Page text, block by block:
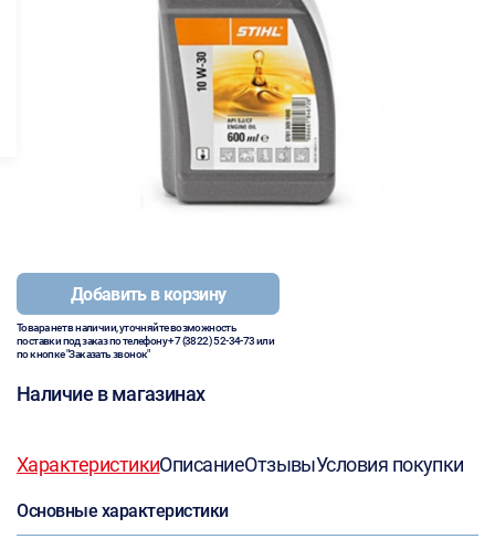
Добавить в корзину
Товара нет в наличии, уточняйте возможность
поставки под заказ по телефону+7 (3822) 52-34-73или
по кнопке "Заказать звонок"
Наличие в магазинах
ХарактеристикиОписаниеОтзывыУсловия покупки
Основные характеристики